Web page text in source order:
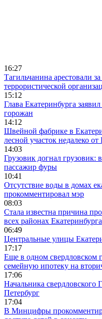
16:27
Тагильчанина арестовали
террористической
15:12
Глава Екатеринбурга
горожан
14:12
Швейной фабрике в
лесной участок недалеко
14:03
Грузовик догнал
пассажир фуры
10:41
Отсутствие воды в домах
прокомментировал мэр
08:03
Стала известна причина
всех районах Екатеринбурга
06:49
Центральные улицы
17:17
Еще в одном свердловском
семейную ипотеку на
17:06
Начальника
Петербург
17:04
В Минцифры